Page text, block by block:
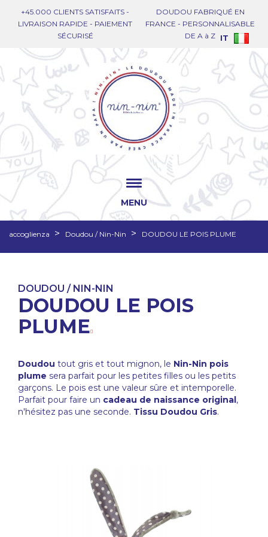
+45.000 CLIENTS SATISFAITS -
LIVRAISON RAPIDE - PAIEMENT
SÉCURISÉ
DOUDOU FABRIQUÉ EN
FRANCE - PERSONNALISABLE
DE A à Z IT
MENU
accoglienza Doudou / Nin-Nin DOUDOU LE POIS PLUME
DOUDOU / NIN-NIN
DOUDOU LE POIS
PLUME
Doudou tout gris et tout mignon, le Nin-Nin pois
plume sera parfait pour les petites filles ou les petits
garçons. Le pois est une valeur sûre et intemporelle.
Parfait pour faire un cadeau de naissance original ,
n'hésitez pas une seconde. Tissu Doudou Gris.